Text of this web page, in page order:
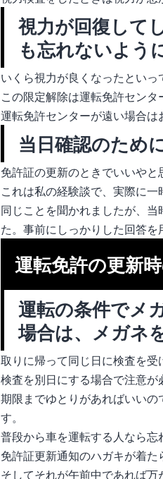
視力が回復して
も忘れないよう
いくら視力が良くなったとい
この限定解除は運転免許セン
運転免許センターが遠い場合は
当日確認のため
免許証の更新のときでいいや
これは私の経験談で、実際に
同じことを聞かれましたが、
た。事前にしっかりした回答を
運転免許の更新
運転の条件でメ
場合は、メガネ
取りに帰って同じ日に検査を受
検査を別日にする場合で注意が
期限までゆとりがあればいい
す。
普段から車を運転する人なら忘
免許証更新通知のハガキが着た
そしてそれが午前中であれば